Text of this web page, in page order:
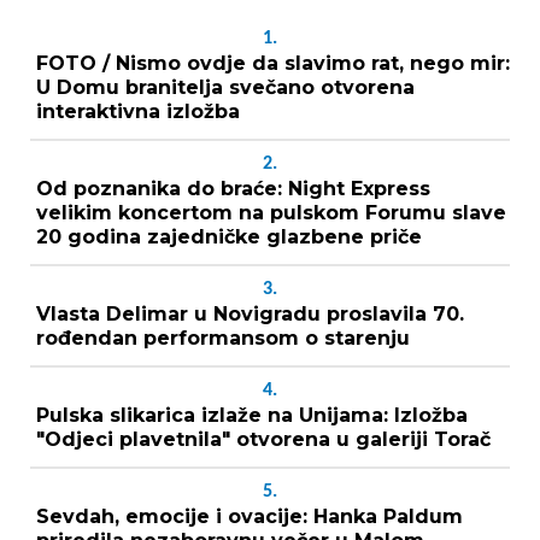
1.
FOTO / Nismo ovdje da slavimo rat, nego mir:
U Domu branitelja svečano otvorena
interaktivna izložba
2.
Od poznanika do braće: Night Express
velikim koncertom na pulskom Forumu slave
20 godina zajedničke glazbene priče
3.
Vlasta Delimar u Novigradu proslavila 70.
rođendan performansom o starenju
4.
Pulska slikarica izlaže na Unijama: Izložba
"Odjeci plavetnila" otvorena u galeriji Torač
5.
Sevdah, emocije i ovacije: Hanka Paldum